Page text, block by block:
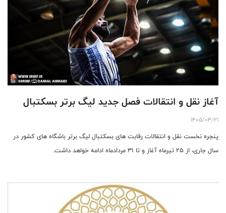
آغاز نقل ‌و انتقالات فصل جدید لیگ برتر بسکتبال
1405/04/21
پنجره نخست نقل و انتقالات رقابت های بسکتبال لیگ‌ برتر باشگاه های کشور در
سال جاری، از ۲۵ تیرماه آغاز و تا ۳۱ مردادماه ادامه خواهد داشت.